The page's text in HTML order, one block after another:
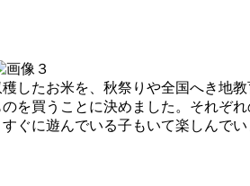
したお米を、秋祭りや全国へき地
を買うことに決めました。それぞ
ぐに遊んでいる子もいて楽しんで